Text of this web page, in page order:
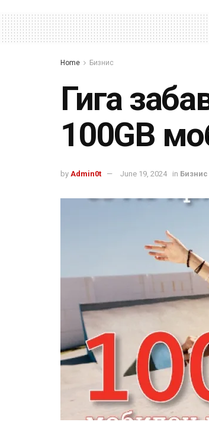
Home Бизнис
Гига
100GB
by Admin0t June 19, 2024 in Бизнис